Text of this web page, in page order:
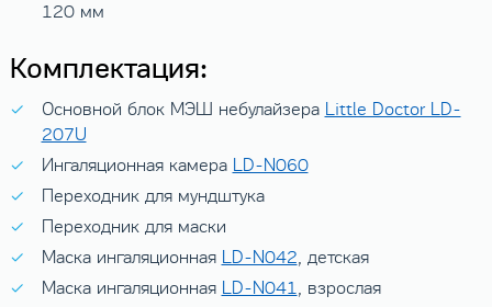
120 мм
Комплектация:
Основной блок МЭШ небулайзера Little Doctor LD-
207U
Ингаляционная камера LD-N060
Переходник для мундштука
Переходник для маски
Маска ингаляционная LD-N042, детская
Маска ингаляционная LD-N041, взрослая